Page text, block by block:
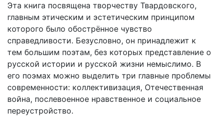
Эта книга посвящена творчеству Твардовского,
главным этическим и эстетическим принципом
которого было обострённое чувство
справедливости. Безусловно, он принадлежит к
тем большим поэтам, без которых представление о
русской истории и русской жизни немыслимо. В
его поэмах можно выделить три главные проблемы
современности: коллективизация, Отечественная
война, послевоенное нравственное и социальное
переустройство.